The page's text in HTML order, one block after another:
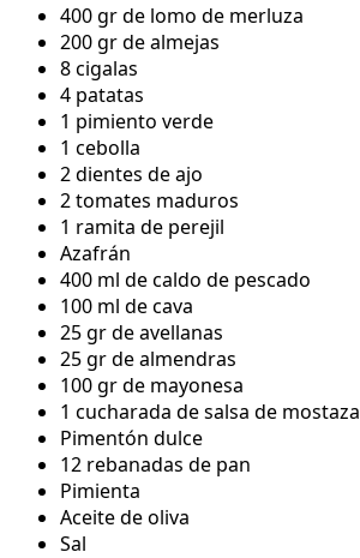
400 gr de lomo de merluza
200 gr de almejas
8 cigalas
4 patatas
1 pimiento verde
1 cebolla
2 dientes de ajo
2 tomates maduros
1 ramita de perejil
Azafrán
400 ml de caldo de pescado
100 ml de cava
25 gr de avellanas
25 gr de almendras
100 gr de mayonesa
1 cucharada de salsa de mostaza
Pimentón dulce
12 rebanadas de pan
Pimienta
Aceite de oliva
Sal